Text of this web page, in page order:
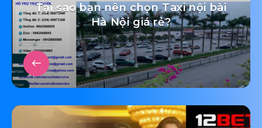
Tại sao bạn nên chọn Taxi nội bài
Hà Nội giá rẻ?